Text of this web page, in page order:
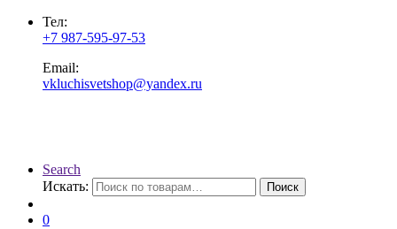
Тел:
+7 987-595-97-53
Email:
vkluchisvetshop@yandex.ru
Search
Искать:
Поиск
0